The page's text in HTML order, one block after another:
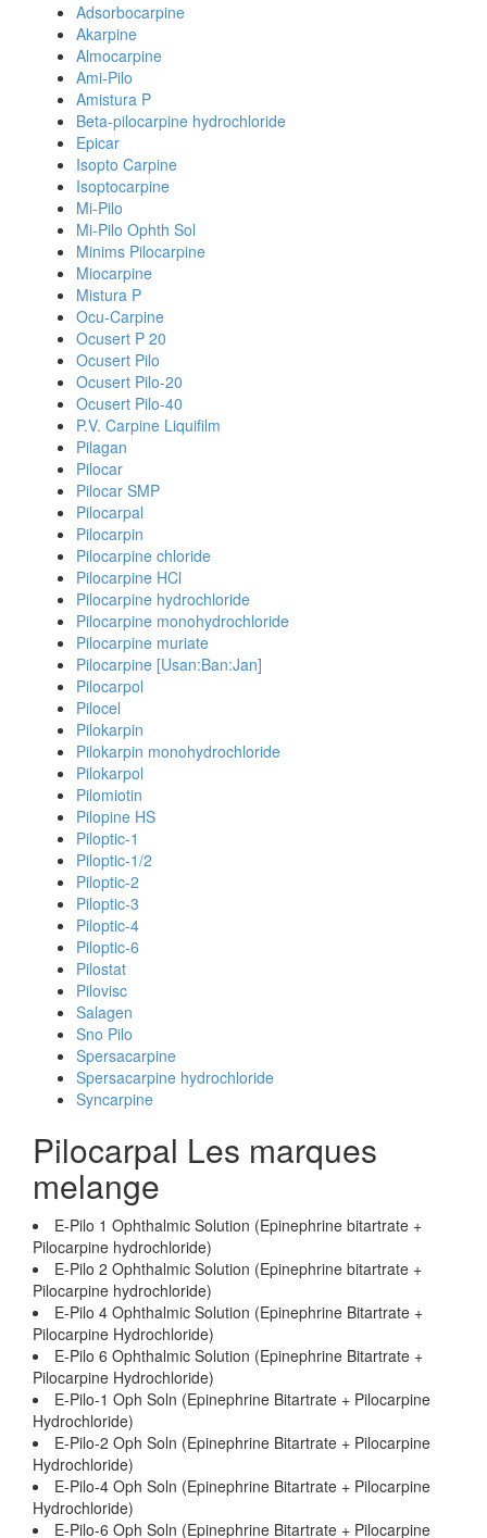
Adsorbocarpine
Akarpine
Almocarpine
Ami-Pilo
Amistura P
Beta-pilocarpine hydrochloride
Epicar
Isopto Carpine
Isoptocarpine
Mi-Pilo
Mi-Pilo Ophth Sol
Minims Pilocarpine
Miocarpine
Mistura P
Ocu-Carpine
Ocusert P 20
Ocusert Pilo
Ocusert Pilo-20
Ocusert Pilo-40
P.V. Carpine Liquifilm
Pilagan
Pilocar
Pilocar SMP
Pilocarpal
Pilocarpin
Pilocarpine chloride
Pilocarpine HCl
Pilocarpine hydrochloride
Pilocarpine monohydrochloride
Pilocarpine muriate
Pilocarpine [Usan:Ban:Jan]
Pilocarpol
Pilocel
Pilokarpin
Pilokarpin monohydrochloride
Pilokarpol
Pilomiotin
Pilopine HS
Piloptic-1
Piloptic-1/2
Piloptic-2
Piloptic-3
Piloptic-4
Piloptic-6
Pilostat
Pilovisc
Salagen
Sno Pilo
Spersacarpine
Spersacarpine hydrochloride
Syncarpine
Pilocarpal Les marques
melange
E-Pilo 1 Ophthalmic Solution (Epinephrine bitartrate +
Pilocarpine hydrochloride)
E-Pilo 2 Ophthalmic Solution (Epinephrine bitartrate +
Pilocarpine hydrochloride)
E-Pilo 4 Ophthalmic Solution (Epinephrine Bitartrate +
Pilocarpine Hydrochloride)
E-Pilo 6 Ophthalmic Solution (Epinephrine Bitartrate +
Pilocarpine Hydrochloride)
E-Pilo-1 Oph Soln (Epinephrine Bitartrate + Pilocarpine
Hydrochloride)
E-Pilo-2 Oph Soln (Epinephrine Bitartrate + Pilocarpine
Hydrochloride)
E-Pilo-4 Oph Soln (Epinephrine Bitartrate + Pilocarpine
Hydrochloride)
E-Pilo-6 Oph Soln (Epinephrine Bitartrate + Pilocarpine